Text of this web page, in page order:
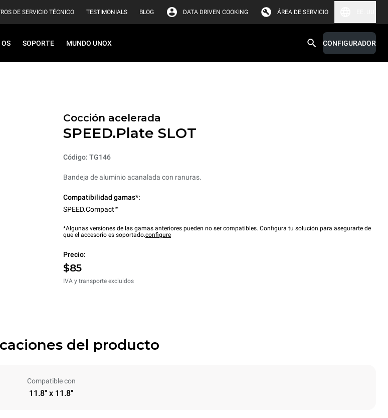
DE SERVICIO TÉCNICO TESTIMONIALS BLOG DATA DRIVEN COOKING ÁREA DE SERVICIO
SOPORTE MUNDO UNOX CONFIGURADOR
Cocción acelerada
SPEED.Plate SLOT
Código: TG146
Bandeja de aluminio acanalada con ranuras.
Compatibilidad gamas*:
SPEED.Compact™
*Algunas versiones de las gamas anteriores pueden no ser compatibles. Configura tu solución para asegurarte de
que el accesorio es soportado.configure
Precio:
$85
IVA y transporte excluidos
del producto
Compatible con
11.8" x 11.8"